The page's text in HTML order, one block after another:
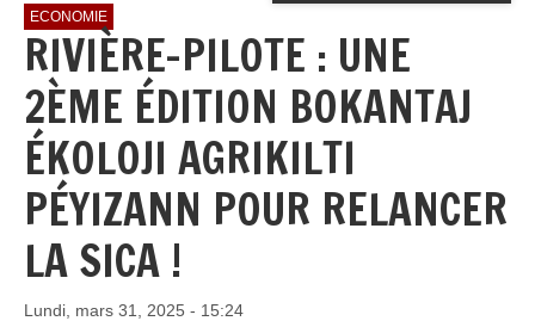
ECONOMIE
RIVIÈRE-PILOTE : UNE
2ÈME ÉDITION BOKANTAJ
ÉKOLOJI AGRIKILTI
PÉYIZANN POUR RELANCER
LA SICA !
Lundi, mars 31, 2025 - 15:24